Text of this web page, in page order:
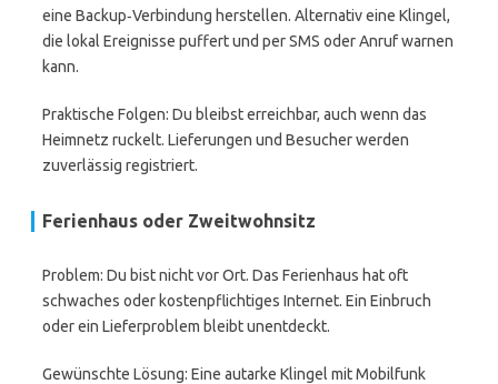
eine Backup‑Verbindung herstellen. Alternativ eine Klingel,
die lokal Ereignisse puffert und per SMS oder Anruf warnen
kann.
Praktische Folgen: Du bleibst erreichbar, auch wenn das
Heimnetz ruckelt. Lieferungen und Besucher werden
zuverlässig registriert.
Ferienhaus oder Zweitwohnsitz
Problem: Du bist nicht vor Ort. Das Ferienhaus hat oft
schwaches oder kostenpflichtiges Internet. Ein Einbruch
oder ein Lieferproblem bleibt unentdeckt.
Gewünschte Lösung: Eine autarke Klingel mit Mobilfunk